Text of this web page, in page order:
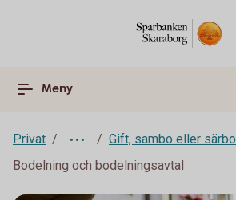
Meny
Privat
Gift, sambo eller särbo
Bodelning och bodelningsavtal